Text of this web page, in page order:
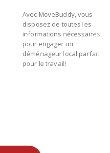
Avec MoveBuddy, vous
disposez de toutes les
informations nécessaires
pour engager un
déménageur local parfait
pour le travail!